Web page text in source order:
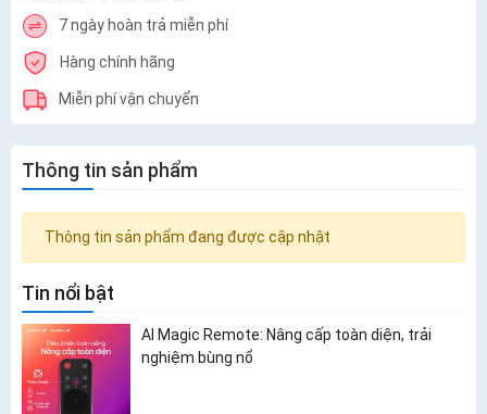
7 ngày hoàn trả miễn phí
Hàng chính hãng
Miễn phí vận chuyển
Thông tin sản phẩm
Thông tin sản phẩm đang được cập nhật
Tin nổi bật
AI Magic Remote: Nâng cấp toàn diện, trải
nghiệm bùng nổ